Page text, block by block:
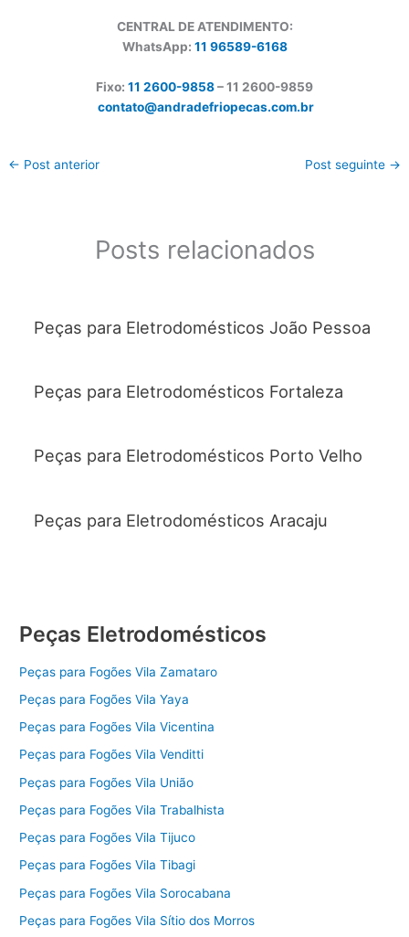
CENTRAL DE ATENDIMENTO:
WhatsApp: 11 96589-6168
Fixo: 11 2600-9858– 11 2600-9859
contato@andradefriopecas.com.br
← Post anterior Post seguinte →
Posts relacionados
Peças para Eletrodomésticos João Pessoa
Peças para Eletrodomésticos Fortaleza
Peças para Eletrodomésticos Porto Velho
Peças para Eletrodomésticos Aracaju
Peças Eletrodomésticos
Peças para Fogões Vila Zamataro
Peças para Fogões Vila Yaya
Peças para Fogões Vila Vicentina
Peças para Fogões Vila Venditti
Peças para Fogões Vila União
Peças para Fogões Vila Trabalhista
Peças para Fogões Vila Tijuco
Peças para Fogões Vila Tibagi
Peças para Fogões Vila Sorocabana
Peças para Fogões Vila Sítio dos Morros